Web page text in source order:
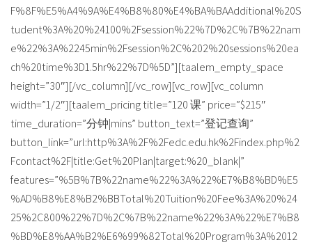
F%8F%E5%A4%9A%E4%B8%80%E4%BA%BAAdditional%20S
tudent%3A%20%24100%2Fsession%22%7D%2C%7B%22nam
e%22%3A%2245min%2Fsession%2C%202%20sessions%20ea
ch%20time%3D1.5hr%22%7D%5D”][taalem_empty_space
height=”30″][/vc_column][/vc_row][vc_row][vc_column
width=”1/2″][taalem_pricing title=”120 课” price=”$215″
time_duration=”分钟|mins” button_text=”登记查询”
button_link=”url:http%3A%2F%2Fedc.edu.hk%2Findex.php%2
Fcontact%2F|title:Get%20Plan|target:%20_blank|”
features=”%5B%7B%22name%22%3A%22%E7%B8%BD%E5
%AD%B8%E8%B2%BBTotal%20Tuition%20Fee%3A%20%24
25%2C800%22%7D%2C%7B%22name%22%3A%22%E7%B8
%BD%E8%AA%B2%E6%99%82Total%20Program%3A%2012